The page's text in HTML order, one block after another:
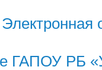
Электронная
ГАПОУ РБ